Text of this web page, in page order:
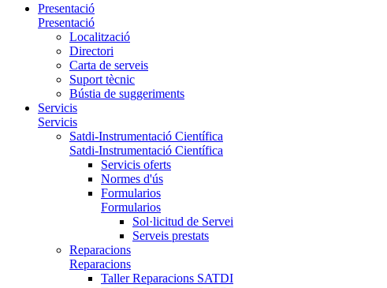
Presentació
Presentació
Localització
Directori
Carta de serveis
Suport tècnic
Bústia de suggeriments
Servicis
Servicis
Satdi-Instrumentació Científica
Satdi-Instrumentació Científica
Servicis oferts
Normes d'ús
Formularios
Formularios
Sol·licitud de Servei
Serveis prestats
Reparacions
Reparacions
Taller Reparacions SATDI